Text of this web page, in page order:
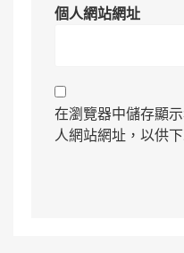
個人網站網址
在瀏覽器中儲存顯
人網站網址，以供